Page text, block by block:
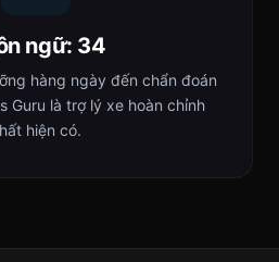
ngữ: 34
hàng ngày đến chẩn đoán
Guru là trợ lý xe hoàn chỉnh
hiện có.